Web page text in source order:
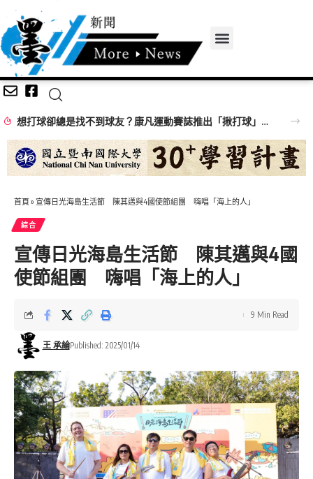
想打球卻總是找不到球友？康凡運動賽誌推出「揪打球」 揪團成功再抽限定好禮
首頁 » 宣傳日光海島生活節 陳其邁與4國使節組團 嗨唱「海上的人」
綜合
宣傳日光海島生活節 陳其邁與4國
使節組團 嗨唱「海上的人」
王 承綸Published: 2025/01/14
9 Min Read